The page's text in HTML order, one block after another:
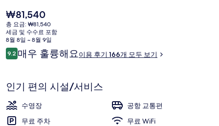
사
드
의
사
갤
러
리
족하셨어요. 조안역에서 도보로 7분 거리에 있어 대중 교통편을 이용
하기 편리합니다.
현
재
가
격
은
₩81,540
₩81,540
총 요금: ₩81,540
세금 및 수수료 포함
8월 8일 ~ 8월 9일
이
용
기
9.210점 만점 중 9.2점.
매우 훌륭해요이용 후기 166개 모두 보기
인기 편의 시설/서비스
수영장
공항 교통편
무료 주차
무료 WiFi